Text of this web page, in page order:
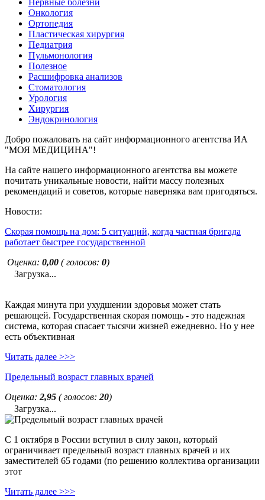
Нервные болезни
Онкология
Ортопедия
Пластическая хирургия
Педиатрия
Пульмонология
Полезное
Расшифровка анализов
Стоматология
Урология
Хирургия
Эндокринология
Добро пожаловать на сайт информационного агентства ИА
"МОЯ МЕДИЦИНА"!
На сайте нашего информационного агентства вы можете
почитать уникальные новости, найти массу полезных
рекомендаций и советов, которые наверняка вам пригодяться.
Новости:
Скорая помощь на дом: 5 ситуаций, когда частная бригада
работает быстрее государственной
Оценка: 0,00 ( голосов: 0)
Загрузка...
Каждая минута при ухудшении здоровья может стать
решающей. Государственная скорая помощь - это надежная
система, которая спасает тысячи жизней ежедневно. Но у нее
есть объективная
Читать далее >>>
Предельный возраст главных врачей
Оценка: 2,95 ( голосов: 20)
Загрузка...
С 1 октября в России вступил в силу закон, который
ограничивает предельный возраст главных врачей и их
заместителей 65 годами (по решению коллектива организации
этот
Читать далее >>>